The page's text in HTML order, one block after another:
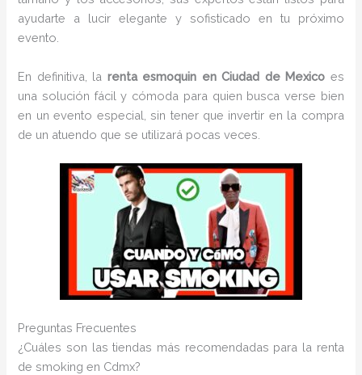
ayudarte a lucir elegante y sofisticado en tu próximo
evento.
En definitiva, la renta esmoquin en Ciudad de Mexico es
una solución fácil y cómoda para quien busca verse bien
en un evento especial, sin tener que invertir en la compra
de un atuendo que se utilizará pocas veces.
Preguntas Frecuentes
¿Cuáles son las tiendas más recomendadas para la renta
de smoking en Cdmx?